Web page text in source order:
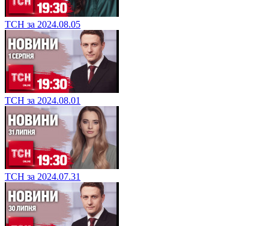
ТСН за 2024.08.05
ТСН за 2024.08.01
ТСН за 2024.07.31